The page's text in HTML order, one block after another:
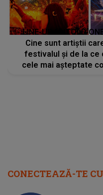
LINE-UP UNTOLD
Cine sunt artiștii
festivalul și de la ce
cele mai așteptate
CONECTEAZĂ-TE